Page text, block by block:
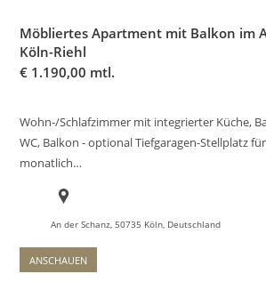
Möbliertes Apartment mit Balkon im
Köln-Riehl
€ 1.190,00 mtl.
Wohn-/Schlafzimmer mit integrierter Küche,
WC, Balkon - optional Tiefgaragen-Stellplatz
monatlich…
An der Schanz, 50735 Köln, Deutschland
ANSCHAUEN